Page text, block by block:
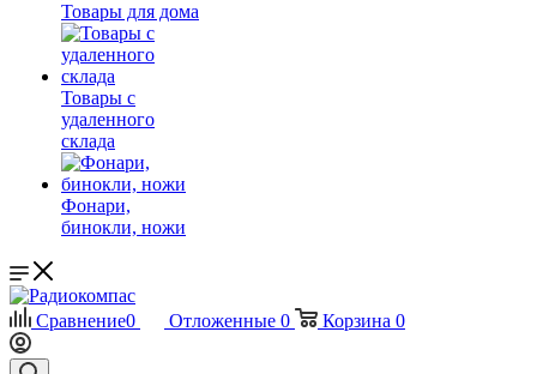
Товары для дома
Товары с
удаленного
склада
Фонари,
бинокли, ножи
Сравнение0 Отложенные 0 Корзина 0